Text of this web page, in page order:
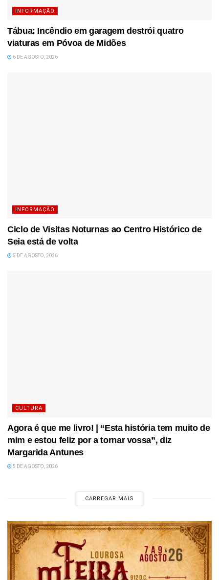
INFORMAÇÃO
Tábua: Incêndio em garagem destrói quatro
viaturas em Póvoa de Midões
6 DE AGOSTO, 2026
INFORMAÇÃO
Ciclo de Visitas Noturnas ao Centro Histórico de
Seia está de volta
5 DE AGOSTO, 2026
CULTURA
Agora é que me livro! | “Esta história tem muito de
mim e estou feliz por a tornar vossa”, diz
Margarida Antunes
5 DE AGOSTO, 2026
CARREGAR MAIS